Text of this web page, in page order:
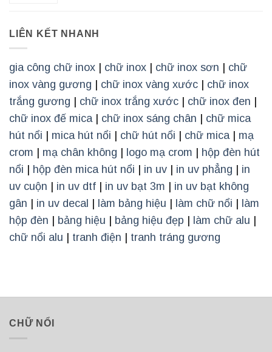
LIÊN KẾT NHANH
gia công chữ inox chữ inox chữ inox sơn
chữ
inox vàng gương
chữ inox vàng xước
chữ inox
trắng gương
chữ inox trắng xước chữ inox đen
chữ inox đế mica| chữ inox sáng chân
chữ mica
hút nổi
mica hút nổi chữ hút nổi chữ mica| mạ
crom
mạ chân không logo mạ crom
hộp đèn hút
nổi
hộp đèn mica hút nổi in uv in uv phẳng
in
uv cuộn
in uv dtf in uv bạt 3m
in uv bạt không
gân
in uv decal làm bảng hiệu làm chữ nổi
làm
hộp đèn
bảng hiệu bảng hiệu đẹp làm chữ alu
chữ nổi alu
tranh điện tranh tráng gương
CHỮ NỔI